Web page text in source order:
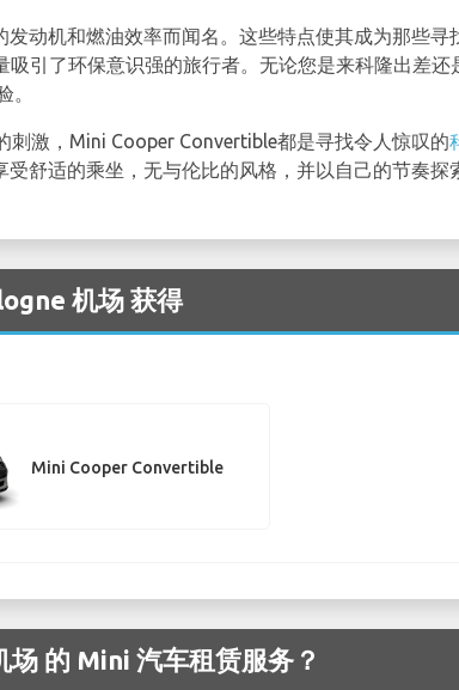
动机和燃油效率而闻名。这些特点使其成为那些寻
吸引了环保意识强的旅行者。无论您是来科隆出差
。
刺激，Mini Cooper Convertible都是寻找令人惊叹的
舒适的乘坐，无与伦比的风格，并以自己的节奏探
机场 获得
Mini Cooper Convertible
的 Mini 汽车租赁服务？